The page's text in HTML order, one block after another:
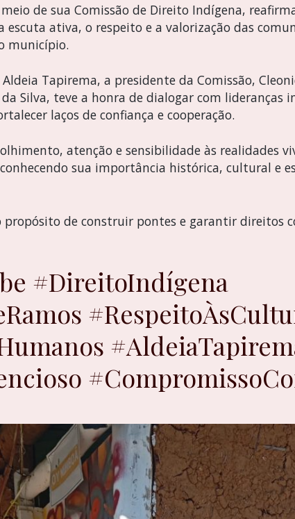
de sua Comissão de Direito Indígena,
escuta ativa, o respeito e a valorização das
município.
Tapirema, a presidente da Comissão,
Silva, teve a honra de dialogar com lideranças
laços de confiança e cooperação.
atenção e sensibilidade às realidades
sua importância histórica, cultural e
propósito de construir pontes e garantir direitos
#DireitoIndígena